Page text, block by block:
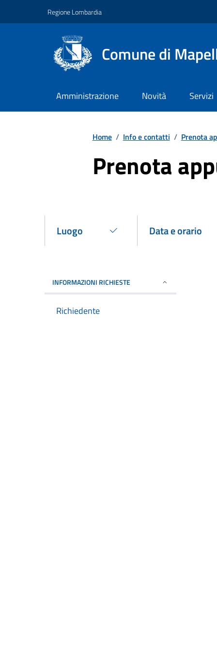
Regione Lombardia
Comune di
Amministrazione Novità Servizi
Home / Info e contatti / Prenota
Prenota
Luogo
Confermato Data e orario
Confermato
INFORMAZIONI RICHIESTE
Richiedente